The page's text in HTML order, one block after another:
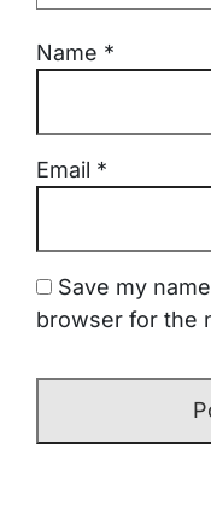
Name *
Email *
Save my
browser for the